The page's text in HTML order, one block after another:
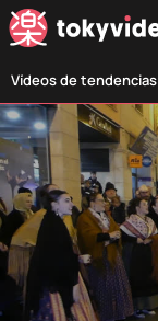
Vídeos de tendencias